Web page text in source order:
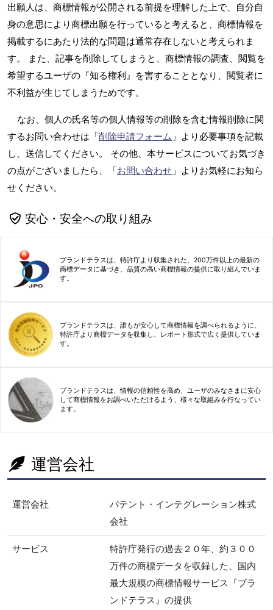
出願人は、商標情報が公開される前提を理解した上で、自分自
身の意思により商標出願を行っていると考えると、商標情報を
掲載するにあたり法的な問題は通常存在しないと考えられま
す。 また、記事を削除してしまうと、商標情報の調査、閲覧を
希望するユーザの『知る権利』を害することとなり、閲覧者に
不利益が生じてしまうためです。
なお、個人の氏名等の個人情報等の削除を含む情報削除に関
するお問い合わせは「削除申請フォーム 」より必要事項を記載
し、送信してください。 その他、本サービスについてお気づき
の点がございましたら、「お問い合わせ 」よりお気軽にお知ら
せください。
安心・安全への取り組み
ブランドテラスは、特許庁より収集された、200万件以上の最新の
商標データに基づき、品質の高い商標情報の提供に取り組んでいま
す。
ブランドテラスは、誰もが安心して商標情報を調べられるように、
特許庁より商標データを収集し、レポート形式で広く提供していま
す。
ブランドテラスは、情報の信頼性を高め、ユーザのみなさまに安心
して商標情報をお調べいただけるよう、様々な取組みを行なってい
ます。
運営会社
運営会社
パテント・インテグレーション株式
会社
サービス
特許庁発行の過去２０年、約３００
万件の商標データを収録した、国内
最大規模の商標情報サービス『ブラ
ンドテラス』の提供